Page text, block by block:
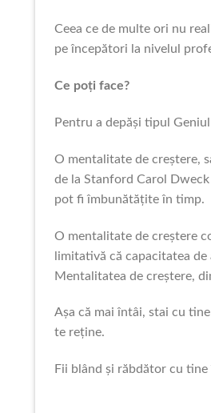
Ceea ce de multe ori nu
pe începători la nivelul
Ce poți face?
Pentru a depăși tipul
O mentalitate de creștere,
de la Stanford Carol
pot fi îmbunătățite în timp.
O mentalitate de creștere
limitativă că capacitatea
Mentalitatea de creștere,
Așa că mai întâi, stai cu
te reține.
Fii blând și răbdător cu tine